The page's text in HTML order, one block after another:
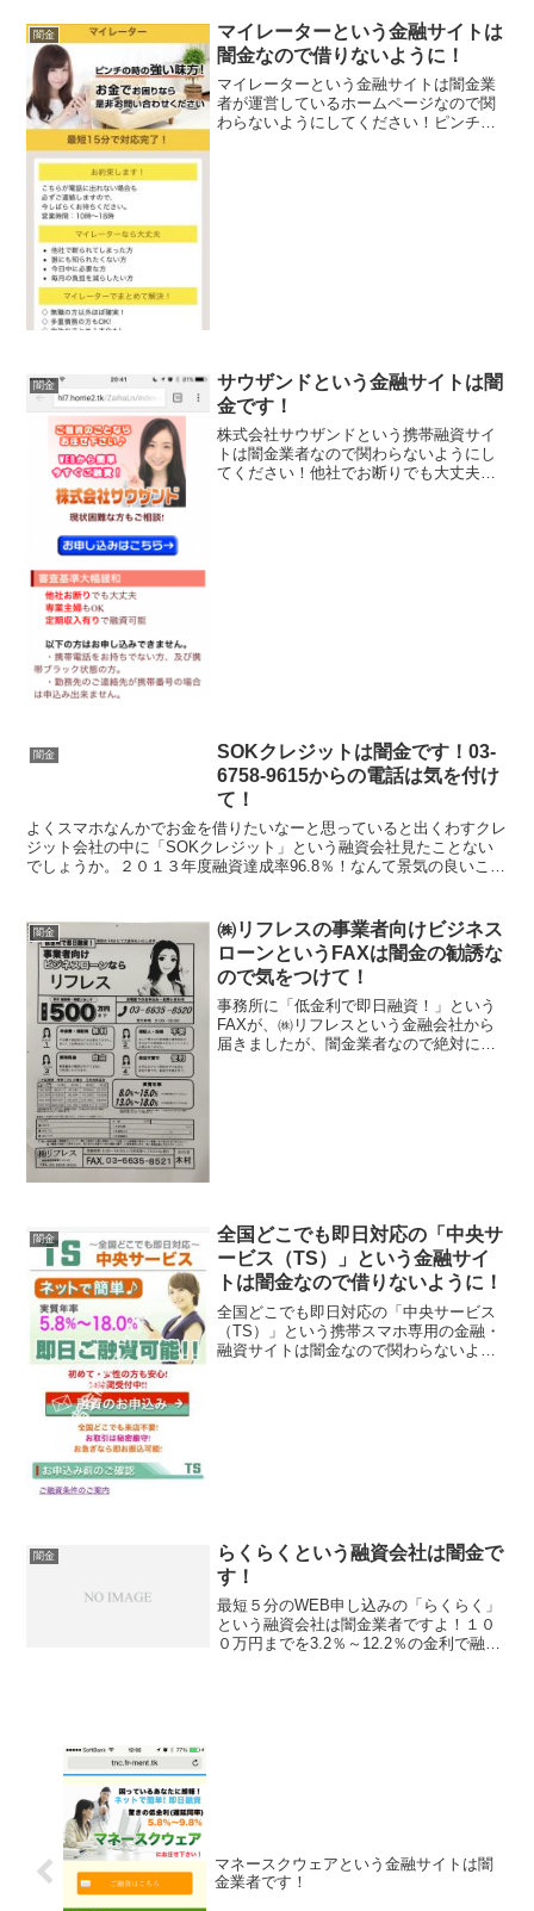
闇金
マイレーターという金融サイトは
闇金なので借りないように！
マイレーターという金融サイトは闇金業
者が運営しているホームページなので関
わらないようにしてください！ピンチの
闇金
サウザンドという金融サイトは闇
金です！
株式会社サウザンドという携帯融資サイ
トは闇金業者なので関わらないようにし
てください！他社でお断りでも大丈夫、
闇金
SOKクレジットは闇金です！03-
6758-9615からの電話は気を付け
て！
よくスマホなんかでお金を借りたいなーと思っていると出くわすクレ
ジット会社の中に「SOKクレジット」という融資会社見たことない
でしょうか。２０１３年度融資達成率96.8％！なんて景気の良いこと
闇金
㈱リフレスの事業者向けビジネス
ローンというFAXは闇金の勧誘な
ので気をつけて！
事務所に「低金利で即日融資！」という
FAXが、㈱リフレスという金融会社から
届きましたが、闇金業者なので絶対に返
闇金
全国どこでも即日対応の「中央サ
ービス（TS）」という金融サイ
トは闇金なので借りないように！
全国どこでも即日対応の「中央サービス
（TS）」という携帯スマホ専用の金融・
融資サイトは闇金なので関わらないよう
闇金
らくらくという融資会社は闇金で
す！
最短５分のWEB申し込みの「らくらく」
という融資会社は闇金業者ですよ！１０
０万円までを3.2％～12.2％の金利で融資
マネースクウェアという金融サイトは闇
金業者です！